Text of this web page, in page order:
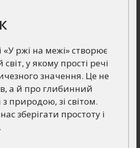
«У ржі на межі» створює
у якому прості речі
значення. Це не
а й про глибинний
природою, зі світом.
зберігати простоту і